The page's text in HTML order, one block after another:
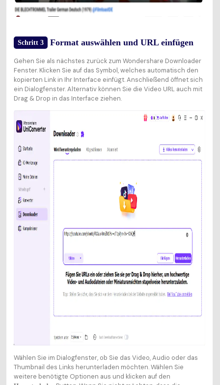
Schritt 3 Format auswählen und URL einfügen
Gehen Sie als nächstes zurück zum Wondershare Downloader
Fenster. Klicken Sie auf das Symbol, welches automatisch den
kopierten Link in Ihr Interface einfügt. Anschließend öffnet sich
ein Dialogfenster. Alternativ können Sie die Video URL auch mit
Drag & Drop in das Interface ziehen.
Wählen Sie im Dialogfenster, ob Sie das Video, Audio oder das
Thumbnail des Links herunterladen möchten. Wählen Sie
weitere benötigte Optionen aus und klicken auf den